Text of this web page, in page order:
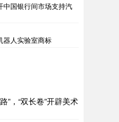
中国银行间市场支持汽
器人实验室商标
”，“双长卷”开辟美术